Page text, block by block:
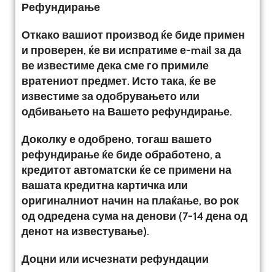
Рефундирање
Откако вашиот производ ќе биде примен
и проверен, ќе ви испратиме е-mail за да
ве известиме дека сме го примиле
вратениот предмет. Исто така, ќе ве
известиме за одобрувањето или
одбивањето на Вашето рефундирање.
Доколку е одобрено, тогаш вашето
рефундирање ќе биде обработено, а
кредитот автоматски ќе се примени на
вашата кредитна картичка или
оригиналниот начин на плаќање, во рок
од одредена сума на денови (7-14 дена од
денот на известување).
Доцни или исчезнати рефундации